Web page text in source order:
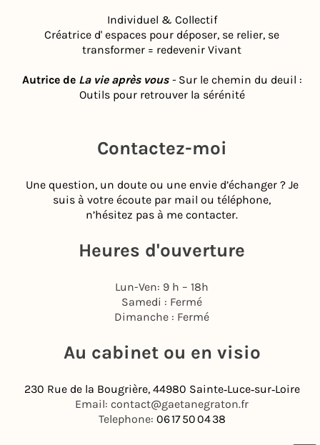
Individuel & Collectif
Créatrice d' espaces pour déposer, se relier, se
transformer = redevenir Vivant
Autrice de La vie après vous - Sur le chemin du deuil :
Outils pour retrouver la sérénité
Contactez-moi
Une question, un doute ou une envie d’échanger ? Je
suis à votre écoute par mail ou téléphone,
n’hésitez pas à me contacter.
Heures d'ouverture
Lun-Ven: 9 h – 18h
Samedi : Fermé
Dimanche : Fermé
Au cabinet ou en visio
230 Rue de la Bougrière, 44980 Sainte‑Luce‑sur‑Loire
Email: contact@gaetanegraton.fr
Telephone: 06 17 50 04 38